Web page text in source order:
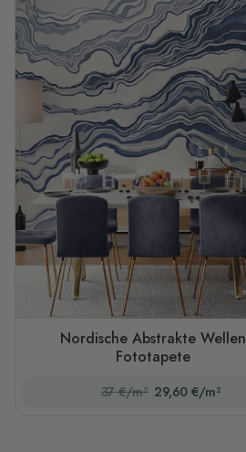
Nordische Abstrakte Wellen
Fototapete
37 €/m² 29,60 €/m²